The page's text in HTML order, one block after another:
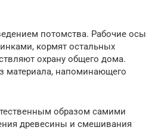
потомства. Рабочие осы
кормят остальных
охрану общего дома.
материала, напоминающего
образом самими
древесины и смешивания